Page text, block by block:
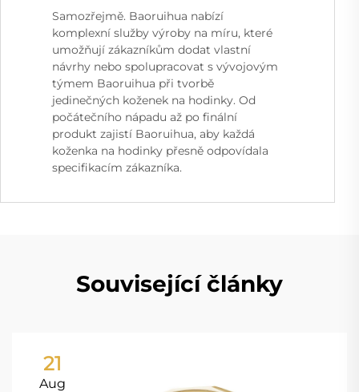
Samozřejmě. Baoruihua nabízí
komplexní služby výroby na míru, které
umožňují zákazníkům dodat vlastní
návrhy nebo spolupracovat s vývojovým
týmem Baoruihua při tvorbě
jedinečných koženek na hodinky. Od
počátečního nápadu až po finální
produkt zajistí Baoruihua, aby každá
koženka na hodinky přesně odpovídala
specifikacím zákazníka.
Související články
21
Aug